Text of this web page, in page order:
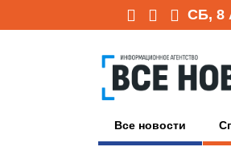
СБ, 8
Все новости